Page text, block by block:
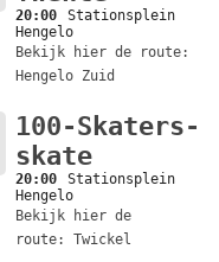
20:00
Stationsplein
Hengelo
Bekijk hier de route:
Hengelo Zuid
100-Skaters-
skate
20:00
Stationsplein
Hengelo
Bekijk hier de
route: Twickel